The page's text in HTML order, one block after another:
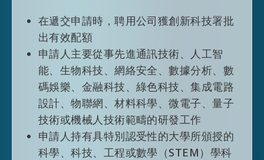
人才清單
2018年制訂首份香港人才清單，旨在更有效
及聚焦地吸引高質素人才，以配合香港經濟
高增值及多元化的發展。經2025年檢討，清
單現時涵蓋9個行業領域下的60項專業。符合
相關專業資格的外來人才在申請優秀人才入
境計劃時可獲得入境便利。
在遞交申請時，聘用公司獲創新科技署批
出有效配額
申請人主要從事先進通訊技術、人工智
能、生物科技、網絡安全、數據分析、數
碼娛樂、金融科技、綠色科技、集成電路
設計、物聯網、材料科學、微電子、量子
技術或機械人技術範疇的研發工作
申請人持有具特別認受性的大學所頒授的
科學、科技、工程或數學（STEM）學科